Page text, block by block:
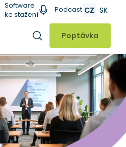
Software
ke stažení
Podcast CZ SK
Hledat
Poptávka